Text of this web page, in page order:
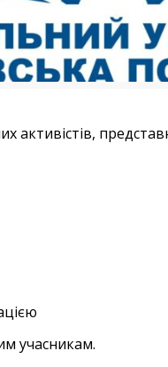
учасникам.